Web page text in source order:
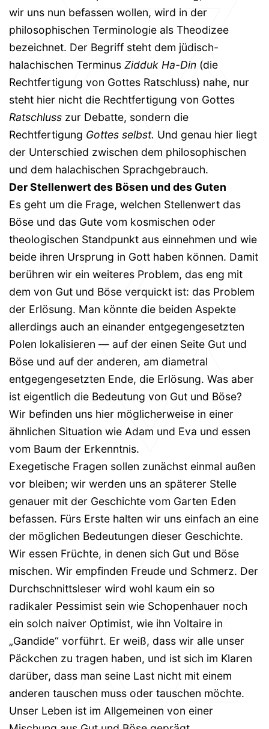
wir uns nun befassen wollen, wird in der
philosophischen Terminologie als Theodizee
bezeichnet. Der Begriff steht dem jüdisch-
halachischen Terminus Zidduk Ha-Din (die
Rechtfertigung von Gottes Ratschluss) nahe, nur
steht hier nicht die Rechtfertigung von Gottes
Ratschluss zur Debatte, sondern die
Rechtfertigung Gottes selbst. Und genau hier liegt
der Unterschied zwischen dem philosophischen
und dem halachischen Sprachgebrauch.
Der Stellenwert des Bösen und des Guten
Es geht um die Frage, welchen Stellenwert das
Böse und das Gute vom kosmischen oder
theologischen Standpunkt aus einnehmen und wie
beide ihren Ursprung in Gott haben können. Damit
berühren wir ein weiteres Problem, das eng mit
dem von Gut und Böse verquickt ist: das Problem
der Erlösung. Man könnte die beiden Aspekte
allerdings auch an einander entgegengesetzten
Polen lokalisieren — auf der einen Seite Gut und
Böse und auf der anderen, am diametral
entgegengesetzten Ende, die Erlösung. Was aber
ist eigentlich die Bedeutung von Gut und Böse?
Wir befinden uns hier möglicherweise in einer
ähnlichen Situation wie Adam und Eva und essen
vom Baum der Erkenntnis.
Exegetische Fragen sollen zunächst einmal außen
vor bleiben; wir werden uns an späterer Stelle
genauer mit der Geschichte vom Garten Eden
befassen. Fürs Erste halten wir uns einfach an eine
der möglichen Bedeutungen dieser Geschichte.
Wir essen Früchte, in denen sich Gut und Böse
mischen. Wir empfinden Freude und Schmerz. Der
Durchschnittsleser wird wohl kaum ein so
radikaler Pessimist sein wie Schopenhauer noch
ein solch naiver Optimist, wie ihn Voltaire in
„Gandide“ vorführt. Er weiß, dass wir alle unser
Päckchen zu tragen haben, und ist sich im Klaren
darüber, dass man seine Last nicht mit einem
anderen tauschen muss oder tauschen möchte.
Unser Leben ist im Allgemeinen von einer